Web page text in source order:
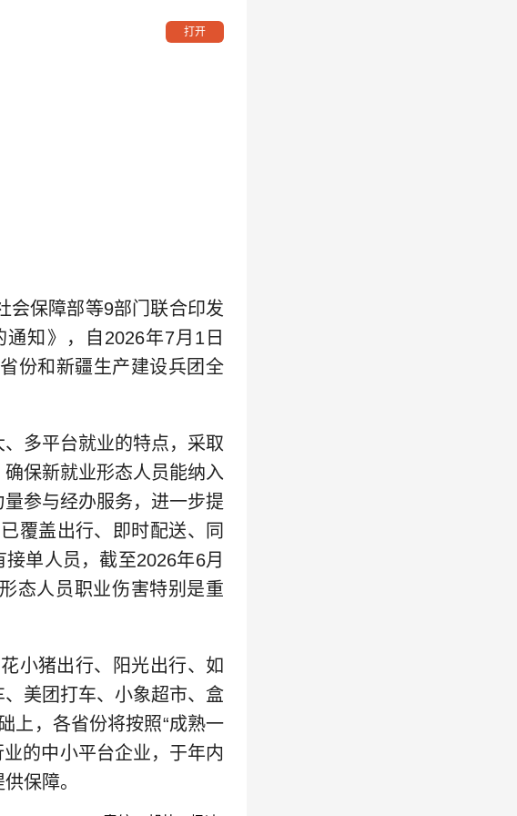
打开
保障部等9部门联合印发
知》，自2026年7月1日
份和新疆生产建设兵团全
多平台就业的特点，采取
保新就业形态人员能纳入
参与经办服务，进一步提
覆盖出行、即时配送、同
单人员，截至2026年6月
态人员职业伤害特别是重
猪出行、阳光出行、如
美团打车、小象超市、盒
上，各省份将按照“成熟一
的中小平台企业，于年内
保障。